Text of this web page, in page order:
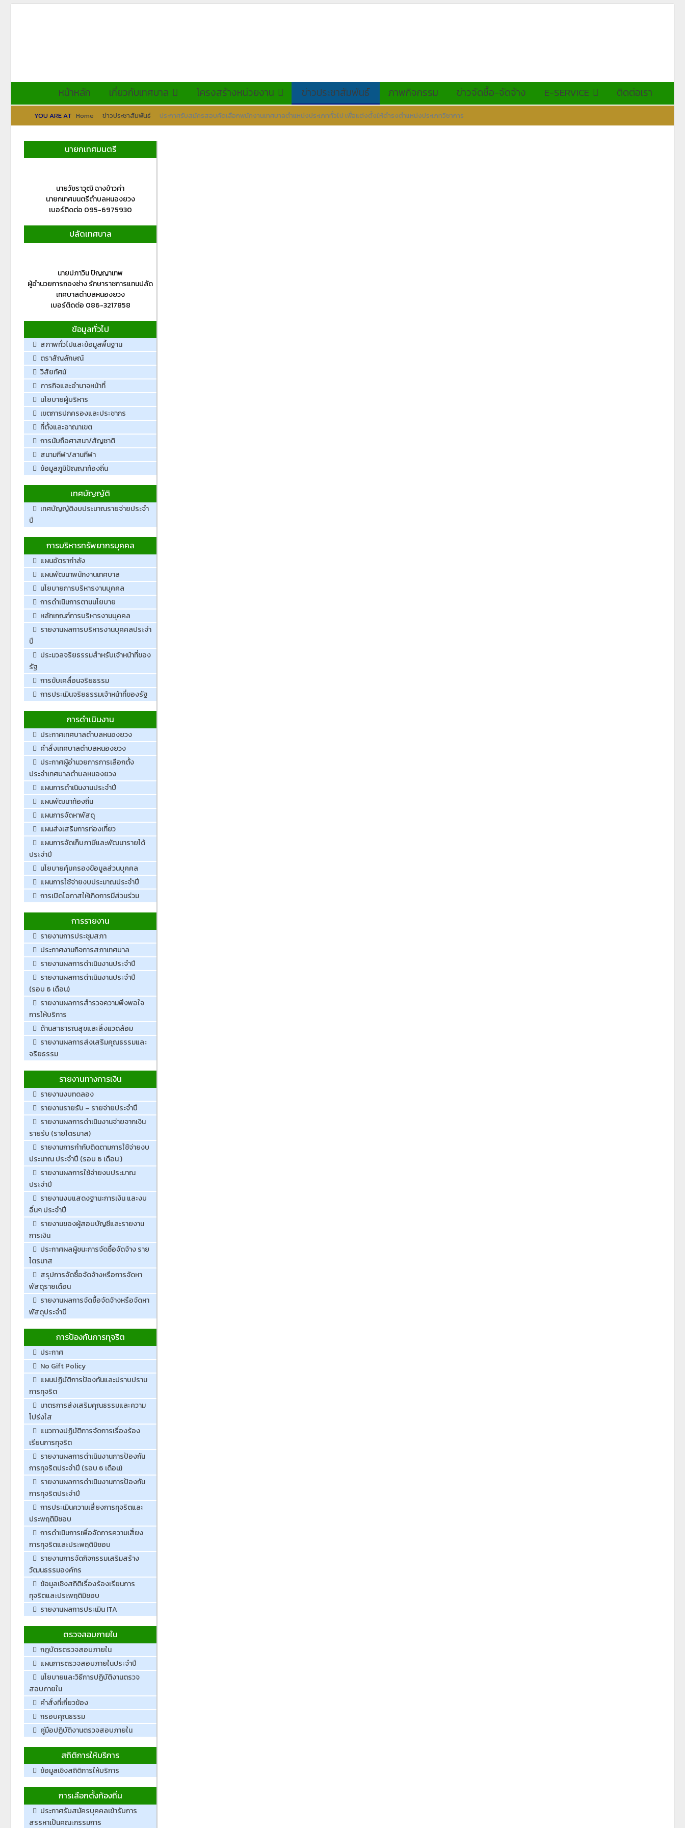
หน้าหลัก เกี่ยวกับเทศบาล โครงสร้างหน่วยงาน ข่าวประชาสัมพันธ์ ภาพกิจกรรม ข่าวจัดซื้อ-จัดจ้าง E-SERVICE ติดต่อเรา
YOU ARE AT Home ข่าวประชาสัมพันธ์ ประกาศรับสมัครสอบคัดเลือกพนักงานเทศบาลตำแหน่งประเภททั่วไป เพื่อแต่งตั้งให้ดำรงตำแหน่งประเภทวิชาการ
นายกเทศมนตรี
นายวัชราวุฒิ ฉางข้าวคำ
นายกเทศมนตรีตำบลหนองยวง
เบอร์ติดต่อ 095-6975930
ปลัดเทศบาล
นายปภาวิน ปัญญาเทพ
ผู้อำนวยการกองช่าง รักษาราชการแทนปลัด
เทศบาลตำบลหนองยวง
เบอร์ติดต่อ 086-3217858
ข้อมูลทั่วไป
สภาพทั่วไปและข้อมูลพื้นฐาน
ตราสัญลักษณ์
วิสัยทัศน์
ภารกิจและอำนาจหน้าที่
นโยบายผู้บริหาร
เขตการปกครองและประชากร
ที่ตั้งและอาณาเขต
การนับถือศาสนา/สัญชาติ
สนามกีฬา/ลานกีฬา
ข้อมูลภูมิปัญญาท้องถิ่น
เทศบัญญัติ
เทศบัญญัติงบประมาณรายจ่ายประจำ
ปี
การบริหารทรัพยากรบุคคล
แผนอัตรากำลัง
แผนพัฒนาพนักงานเทศบาล
นโยบายการบริหารงานบุคคล
การดำเนินการตามนโยบาย
หลักเกณฑ์การบริหารงานบุคคล
รายงานผลการบริหารงานบุคคลประจำ
ปี
ประมวลจริยธรรมสำหรับเจ้าหน้าที่ของ
รัฐ
การขับเคลื่อนจริยธรรม
การประเมินจริยธรรมเจ้าหน้าที่ของรัฐ
การดำเนินงาน
ประกาศเทศบาลตำบลหนองยวง
คำสั่งเทศบาลตำบลหนองยวง
ประกาศผู้อำนวยการการเลือกตั้ง
ประจำเทศบาลตำบลหนองยวง
แผนการดำเนินงานประจำปี
แผนพัฒนาท้องถิ่น
แผนการจัดหาพัสดุ
แผนส่งเสริมการท่องเที่ยว
แผนการจัดเก็บภาษีและพัฒนารายได้
ประจำปี
นโยบายคุ้มครองข้อมูลส่วนบุคคล
แผนการใช้จ่ายงบประมาณประจำปี
การเปิดโอกาสให้เกิดการมีส่วนร่วม
การรายงาน
รายงานการประชุมสภา
ประกาศงานกิจการสภาเทศบาล
รายงานผลการดำเนินงานประจำปี
รายงานผลการดำเนินงานประจำปี
(รอบ 6 เดือน)
รายงานผลการสำรวจความพึงพอใจ
การให้บริการ
ด้านสาธารณสุขและสิ่งแวดล้อม
รายงานผลการส่งเสริมคุณธรรมและ
จริยธรรม
รายงานทางการเงิน
รายงานงบทดลอง
รายงานรายรับ – รายจ่ายประจำปี
รายงานผลการดำเนินงานจ่ายจากเงิน
รายรับ (รายไตรมาส)
รายงานการกำกับติดตามการใช้จ่ายงบ
ประมาณ ประจำปี (รอบ 6 เดือน )
รายงานผลการใช้จ่ายงบประมาณ
ประจำปี
รายงานงบแสดงฐานะการเงิน และงบ
อื่นๆ ประจำปี
รายงานของผู้สอบบัญชีและรายงาน
การเงิน
ประกาศผลผู้ชนะการจัดซื้อจัดจ้าง ราย
ไตรมาส
สรุปการจัดซื้อจัดจ้างหรือการจัดหา
พัสดุรายเดือน
รายงานผลการจัดซื้อจัดจ้างหรือจัดหา
พัสดุประจำปี
การป้องกันการทุจริต
ประกาศ
No Gift Policy
แผนปฏิบัติการป้องกันและปราบปราม
การทุจริต
มาตรการส่งเสริมคุณธรรมและความ
โปร่งใส
แนวทางปฏิบัติการจัดการเรื่องร้อง
เรียนการทุจริต
รายงานผลการดำเนินงานการป้องกัน
การทุจริตประจำปี (รอบ 6 เดือน)
รายงานผลการดำเนินงานการป้องกัน
การทุจริตประจำปี
การประเมินความเสี่ยงการทุจริตและ
ประพฤติมิชอบ
การดำเนินการเพื่อจัดการความเสี่ยง
การทุจริตและประพฤติมิชอบ
รายงานการจัดกิจกรรมเสริมสร้าง
วัฒนธรรมองค์กร
ข้อมูลเชิงสถิติเรื่องร้องเรียนการ
ทุจริตและประพฤติมิชอบ
รายงานผลการประเมิน ITA
ตรวจสอบภายใน
กฎบัตรตรวจสอบภายใน
แผนการตรวจสอบภายในประจำปี
นโยบายและวิธีการปฏิบัติงานตรวจ
สอบภายใน
คำสั่งที่เกี่ยวข้อง
กรอบคุณธรรม
คู่มือปฏิบัติงานตรวจสอบภายใน
สถิติการให้บริการ
ข้อมูลเชิงสถิติการให้บริการ
การเลือกตั้งท้องถิ่น
ประกาศรับสมัครบุคคลเข้ารับการ
สรรหาเป็นคณะกรรมการ